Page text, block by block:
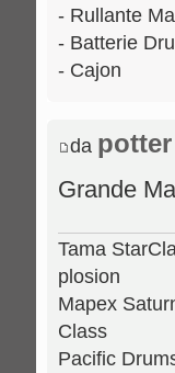
- Rullante
- Batterie
- Cajon
da potter
Grande
Tama
plosion
Mapex
Class
Pacific